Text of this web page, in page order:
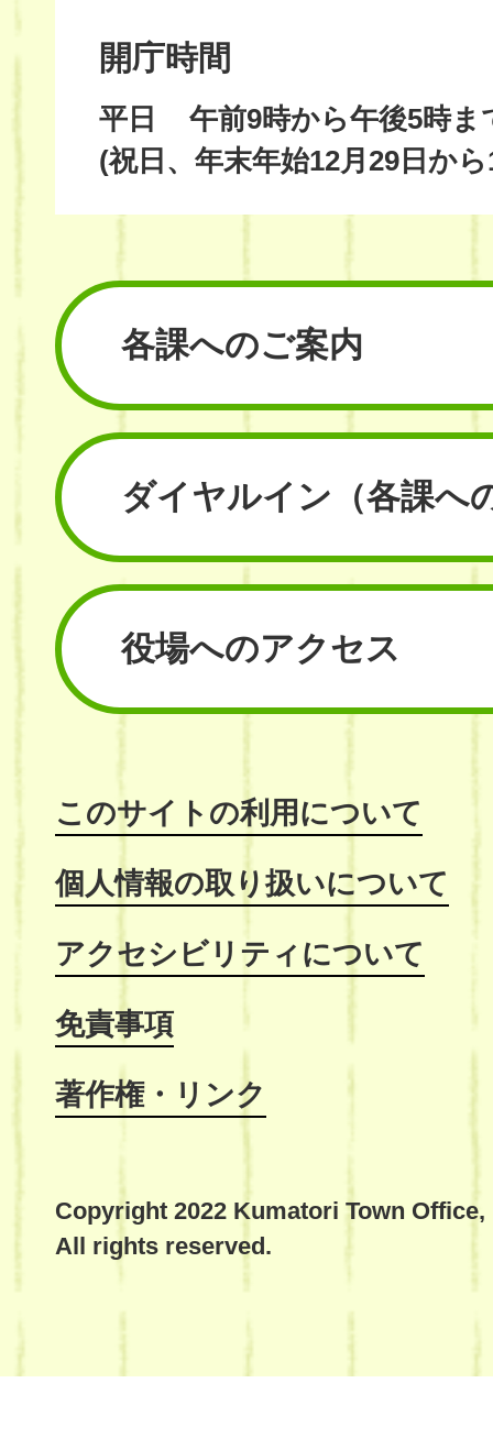
開庁時間
平日
午前9時から午後5時ま
(祝日、年末年始12月29日か
各課へのご案内
ダイヤルイン （各課へ
役場へのアクセス
このサイトの利用について
個人情報の取り扱いについて
アクセシビリティについて
免責事項
著作権・リンク
Copyright 2022 Kumatori Town Office,
All rights reserved.